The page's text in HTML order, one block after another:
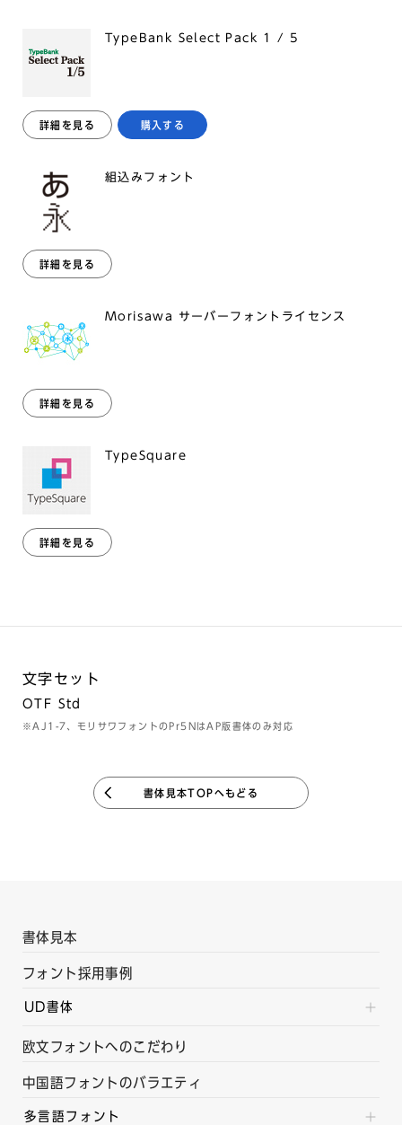
TypeBank Select Pack 1 / 5
詳細を見る 購入する
組込みフォント
詳細を見る
Morisawa サーバーフォントライセンス
詳細を見る
TypeSquare
詳細を見る
文字セット
OTF Std
※AJ1-7、モリサワフォントのPr5NはAP版書体のみ対応
書体見本TOPへもどる
書体見本
フォント採用事例
UD書体
欧文フォントへのこだわり
中国語フォントのバラエティ
多言語フォント